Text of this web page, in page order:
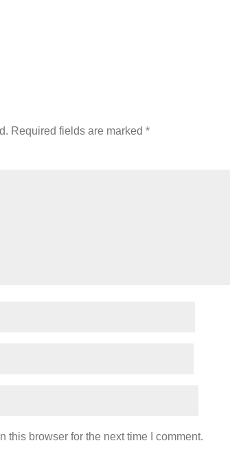
Required fields are marked*
this browser for the next time I comment.